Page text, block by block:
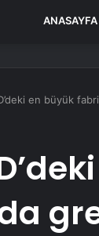
ANASAYFA
en büyük